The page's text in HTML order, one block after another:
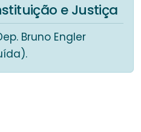
e Justiça
Bruno Engler